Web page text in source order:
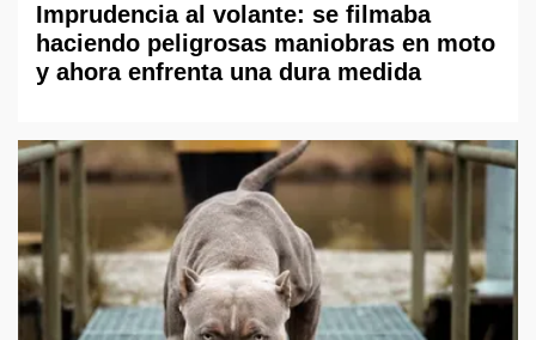
Imprudencia al volante: se filmaba
haciendo peligrosas maniobras en moto
y ahora enfrenta una dura medida